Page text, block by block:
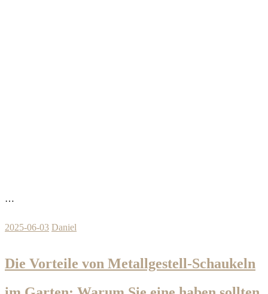
…
2025-06-03 Daniel
Die Vorteile von Metallgestell-Schaukeln